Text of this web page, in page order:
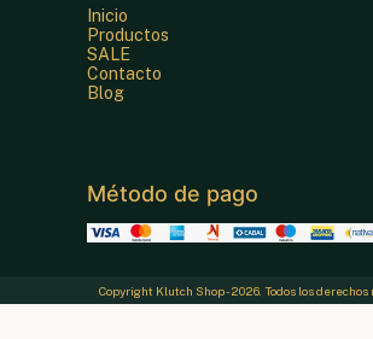
Inicio
Productos
SALE
Contacto
Blog
Método de pago
Copyright Klutch Shop - 2026. Todos los